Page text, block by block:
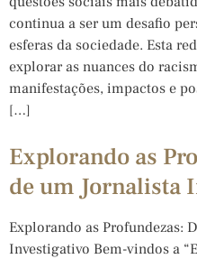
continua a ser um desafio
esferas da sociedade. Esta
explorar as nuances do
manifestações, impactos e
[…]
Explorando as
de um Jornalista
Explorando as Profundezas:
Investigativo Bem-vindos a